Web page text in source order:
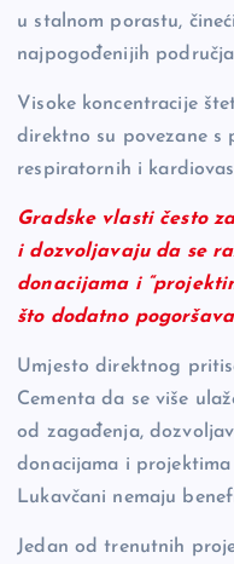
u stalnom porastu,
najpogođenijih
Visoke koncentracije
direktno su povezane s
respiratornih i
Gradske vlasti često
i dozvoljavaju da se
donacijama i
što dodatno
Umjesto direktnog
Cementa da se više
od zagađenja,
donacijama i
Lukavčani nemaju
Jedan od trenutnih